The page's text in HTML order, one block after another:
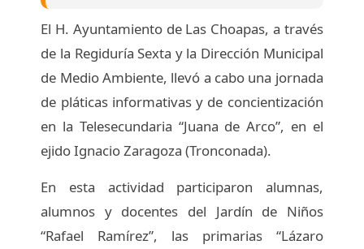
El H. Ayuntamiento de Las Choapas, a través
de la Regiduría Sexta y la Dirección Municipal
de Medio Ambiente, llevó a cabo una jornada
de pláticas informativas y de concientización
en la Telesecundaria “Juana de Arco”, en el
ejido Ignacio Zaragoza (Tronconada).
En esta actividad participaron alumnas,
alumnos y docentes del Jardín de Niños
“Rafael Ramírez”, las primarias “Lázaro